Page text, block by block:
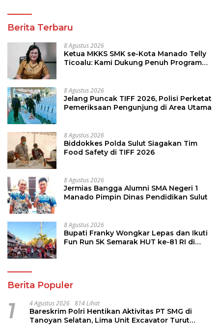
Berita Terbaru
8 Agustus 2026
Ketua MKKS SMK se-Kota Manado Telly
Ticoalu: Kami Dukung Penuh Program
8 Agustus 2026
Jelang Puncak TIFF 2026, Polisi Perketat
Pemeriksaan Pengunjung di Area Utama
8 Agustus 2026
Biddokkes Polda Sulut Siagakan Tim
Food Safety di TIFF 2026
8 Agustus 2026
Jermias Bangga Alumni SMA Negeri 1
Manado Pimpin Dinas Pendidikan Sulut
8 Agustus 2026
Bupati Franky Wongkar Lepas dan Ikuti
Fun Run 5K Semarak HUT ke-81 RI di
Berita Populer
1 4 Agustus 2026 814 Lihat
Bareskrim Polri Hentikan Aktivitas PT SMG di
Tanoyan Selatan, Lima Unit Excavator Turut